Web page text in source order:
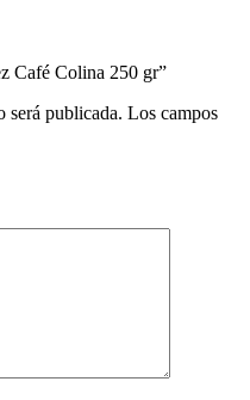
Café Colina 250 gr”
será publicada. Los campos